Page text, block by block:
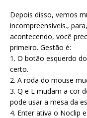
Depois disso, vemos
incompreensíveis.,
acontecendo, você
primeiro. Gestão é:
1. O botão esquerdo
certo.
2. A roda do mouse
3. Q e E mudam a cor
pode usar a mesa da
4. Enter ativa o Noclip